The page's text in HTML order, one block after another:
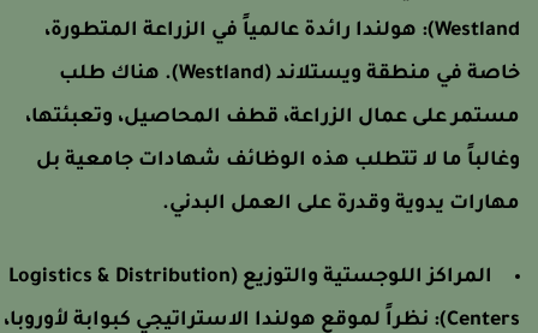
هولندا رائدة عالمياً في الزراعة المتطورة،
خاصة في منطقة ويستلاند (Westland). هناك طلب
على عمال الزراعة، قطف المحاصيل، وتعبئتها،
ما لا تتطلب هذه الوظائف شهادات جامعية بل
يدوية وقدرة على العمل البدني.
المراكز اللوجستية والتوزيع (Logistics & Distribution
نظراً لموقع هولندا الاستراتيجي كبوابة لأوروبا،